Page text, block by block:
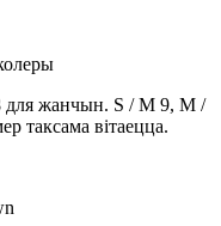
жанчын. S / M 9, M /
таксама вітаецца.